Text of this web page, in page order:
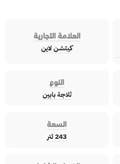
العلامة التجارية
كيتشن لاين
النوع
ثلاجة بابين
السعة
243 لتر